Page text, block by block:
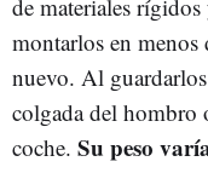
de materiales
montarlos en
nuevo. Al
colgada del hombro
coche. Su peso